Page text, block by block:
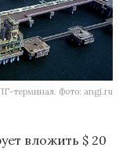
терминал. Фото: angi.ru
вложить $ 20